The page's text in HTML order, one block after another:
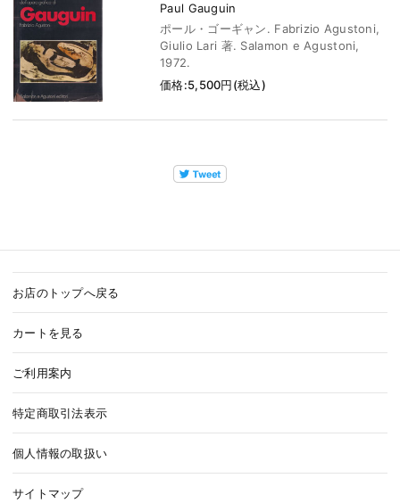
Paul Gauguin
ポール・ゴーギャン. Fabrizio Agustoni,
Giulio Lari 著. Salamon e Agustoni,
1972.
価格:5,500円(税込)
お店のトップへ戻る
カートを見る
ご利用案内
特定商取引法表示
個人情報の取扱い
サイトマップ